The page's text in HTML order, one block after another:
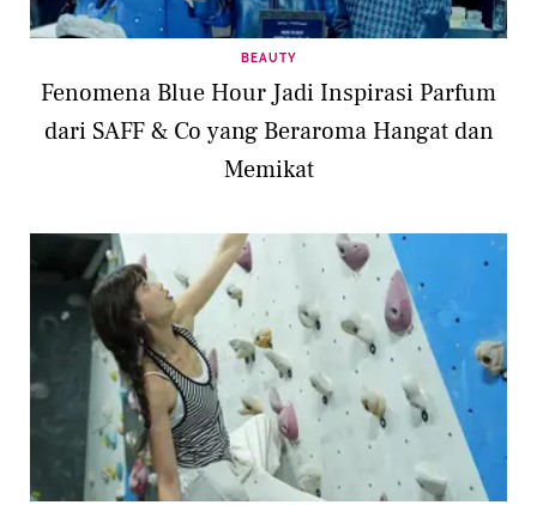
BEAUTY
Fenomena Blue Hour Jadi Inspirasi Parfum
dari SAFF & Co yang Beraroma Hangat dan
Memikat